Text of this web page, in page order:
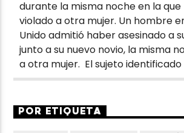
durante la misma noche en la
violado a otra mujer. Un hombre
Unido admitió haber asesinado a
junto a su nuevo novio, la misma
a otra mujer. El sujeto identificado
POR ETIQUETA